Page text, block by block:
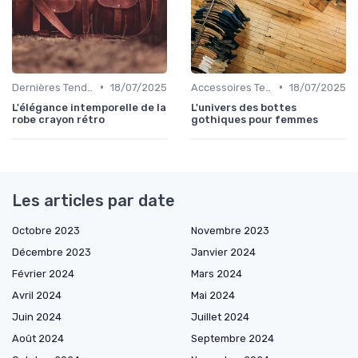
• 18/07/2025
L'élégance intemporelle de la
robe crayon rétro
• 18/07/2025
L'univers des bottes
gothiques pour femmes
Les articles par date
Octobre 2023
Novembre 2023
Décembre 2023
Janvier 2024
Février 2024
Mars 2024
Avril 2024
Mai 2024
Juin 2024
Juillet 2024
Août 2024
Septembre 2024